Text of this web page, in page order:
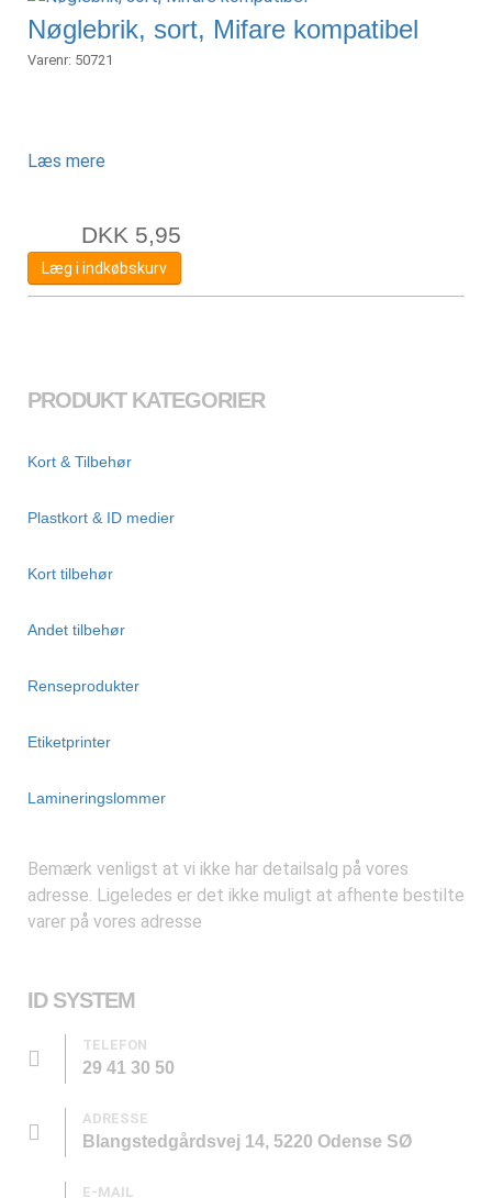
Nøglebrik, sort, Mifare kompatibel
Varenr: 50721
Læs mere
DKK 5,95
Læg i indkøbskurv
PRODUKT KATEGORIER
Kort & Tilbehør
Plastkort & ID medier
Kort tilbehør
Andet tilbehør
Renseprodukter
Etiketprinter
Lamineringslommer
Bemærk venligst at vi ikke har detailsalg på vores
adresse. Ligeledes er det ikke muligt at afhente bestilte
varer på vores adresse
ID SYSTEM
TELEFON
29 41 30 50
ADRESSE
Blangstedgårdsvej 14, 5220 Odense SØ
E-MAIL